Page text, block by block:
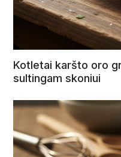
Kotletai karšto oro
sultingam skoniui